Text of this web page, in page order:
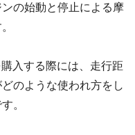
の始動と停止による摩
入する際には、走行距
のような使われ方をし
。